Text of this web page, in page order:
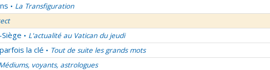
• La Transfiguration
• L'actualité au Vatican du jeudi
la clé • Tout de suite les grands mots
voyants, astrologues